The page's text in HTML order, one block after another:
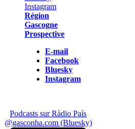
Région
Gascogne
Prospective
E-mail
Facebook
Bluesky
Instagram
Podcasts sur Ràdio País
@gasconha.com (Bluesky)